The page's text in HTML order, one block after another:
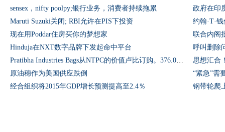
sensex，nifty poolpy;银行业务，消费者持续拖累
政府在印
Maruti Suzuki关闭; RBI允许在PIS下投资
约翰·T·
现在用Poddar住房买你的梦想家
联合内阁
Hinduja在NXT数字品牌下发起命中平台
呼叫删除
Pratibha Industries Bags从NTPC的价值卢比订购。376.07克;超过2％的浪费
思想汇合
原油穗作为美国供应跌倒
经合组织将2015年GDP增​​长预测提高至2.4％
钢带轮爬